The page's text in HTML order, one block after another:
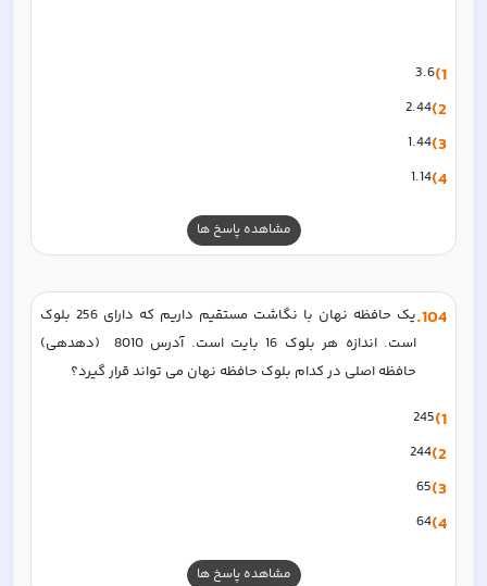
1)
3.6
2)
2.44
3)
1.44
4)
1.14
مشاهده پاسخ ها
104
.
حافظه اصلی در کدام بلوک حافظه نهان می تواند قرار گیرد؟
1)
245
2)
244
3)
65
4)
64
مشاهده پاسخ ها